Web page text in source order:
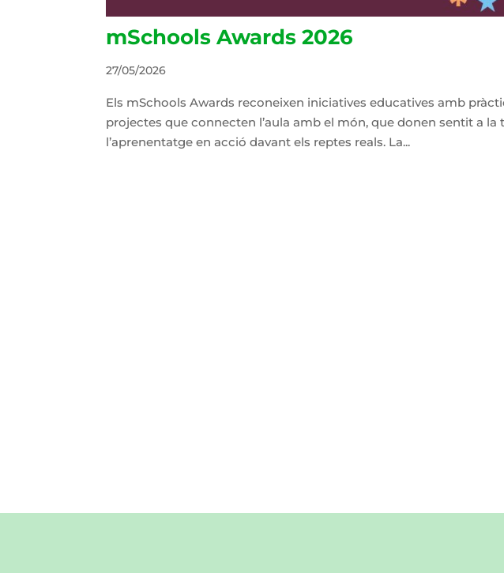
mSchools Awards 2026
27/05/2026
Els mSchools Awards reconeixen iniciatives educatives amb
projectes que connecten l’aula amb el món, que donen sentit a
l’aprenentatge en acció davant els reptes reals. La...